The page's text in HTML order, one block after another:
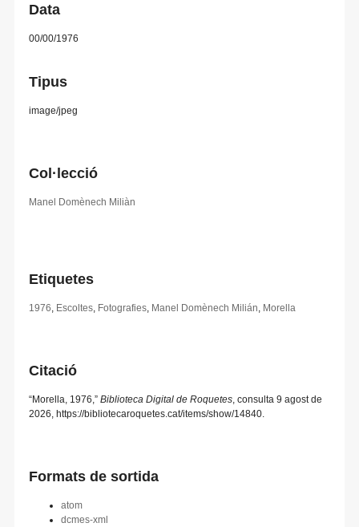
Data
00/00/1976
Tipus
image/jpeg
Col·lecció
Manel Domènech Miliàn
Etiquetes
1976 Escoltes Fotografies Manel Domènech Milián Morella
Citació
“Morella, 1976,” Biblioteca Digital de Roquetes , consulta 9 agost de
2026, https://bibliotecaroquetes.cat/items/show/14840
Formats de sortida
atom
dcmes-xml